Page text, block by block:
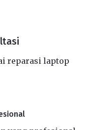
reparasi laptop